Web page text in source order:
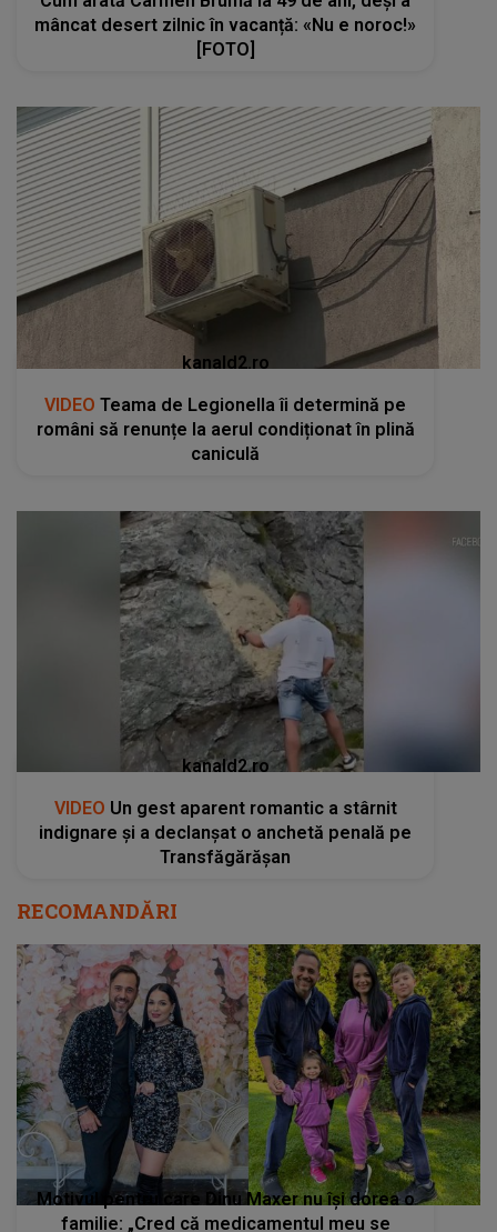
mâncat desert zilnic în vacanță: «Nu e noroc!»
[FOTO]
kanald2.ro
VIDEO Teama de Legionella îi determină pe
români să renunțe la aerul condiționat în plină
caniculă
kanald2.ro
VIDEO Un gest aparent romantic a stârnit
indignare și a declanșat o anchetă penală pe
Transfăgărășan
RECOMANDĂRI
Motivul pentru care Dinu Maxer nu își dorea o
familie: „Cred că medicamentul meu se